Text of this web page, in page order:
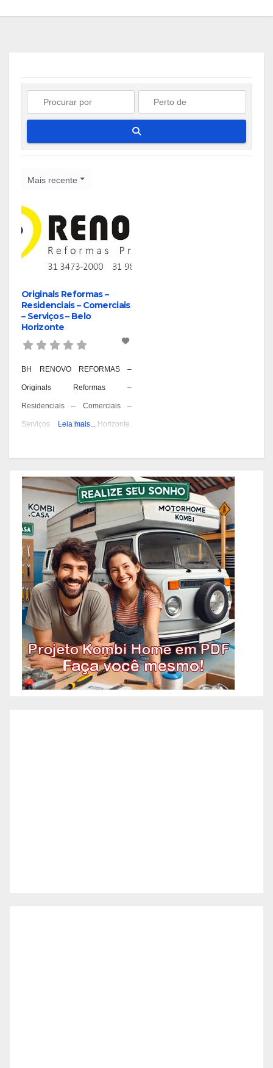
Mais recente
Originals Reformas –
Residenciais – Comerciais
– Serviços – Belo
Horizonte
BH RENOVO REFORMAS –
Originals Reformas –
Residenciais – Comerciais –
Serviços – Belo Horizonte.
Aarão Reis – BH, Reformas
Prediais – Bairro Aeroporto – BH,
Reformas Prediais – Bairro Alpes
– BH, Reformas Prediais – Bairro
Alto Barroca – BH, Reformas
Prediais – Bairro Alto Caiçaras –
BH, Reformas Prediais – Bairro
Alto da Boa
Leia mais...